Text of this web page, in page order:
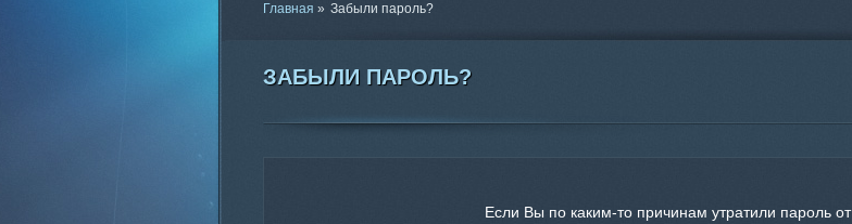
Главная » Забыли пароль?
ЗАБЫЛИ ПАРОЛЬ?
Если Вы по каким-то причинам утратили пароль от